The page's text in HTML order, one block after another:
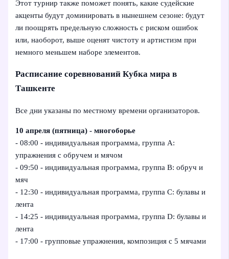
Этот турнир также поможет понять, какие судейские
акценты будут доминировать в нынешнем сезоне: будут
ли поощрять предельную сложность с риском ошибок
или, наоборот, выше оценят чистоту и артистизм при
немного меньшем наборе элементов.
Расписание соревнований Кубка мира в
Ташкенте
Все дни указаны по местному времени организаторов.
10 апреля (пятница) - многоборье
- 08:00 - индивидуальная программа, группа A:
упражнения с обручем и мячом
- 09:50 - индивидуальная программа, группа B: обруч и
мяч
- 12:30 - индивидуальная программа, группа C: булавы и
лента
- 14:25 - индивидуальная программа, группа D: булавы и
лента
- 17:00 - групповые упражнения, композиция с 5 мячами